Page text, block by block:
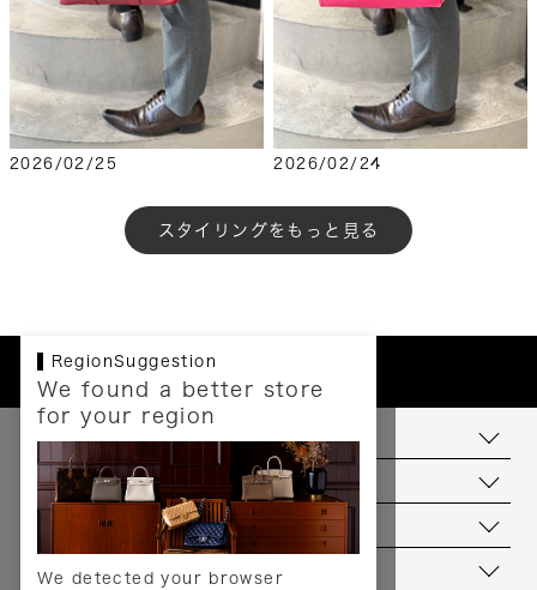
2026/02/25 2026/02/24
もっと見る
RegionSuggestion
We found a better store
for your region
We detected your browser
お支払いについて
配送について
送料について
返品について